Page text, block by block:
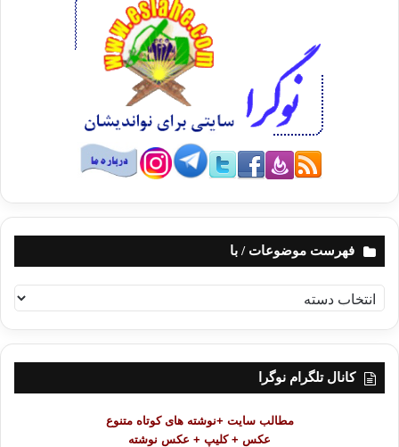
فهرست موضوعات / با
ه
ر
کانال تلگرام نوگرا
مطالب سایت +نوشته های کوتاه متنوع
عکس + کلیپ + عکس نوشته